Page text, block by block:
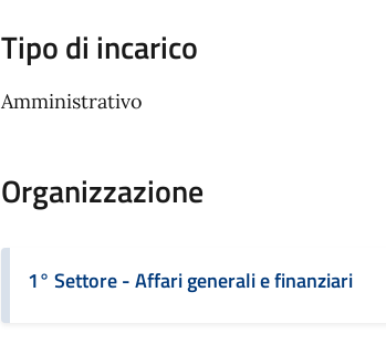
Tipo di incarico
Amministrativo
Organizzazione
1° Settore - Affari generali e finanziari